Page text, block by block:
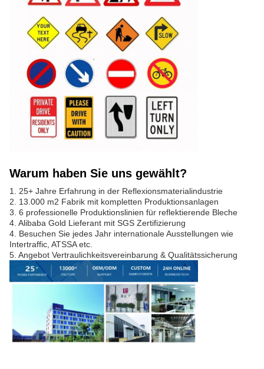
Warum haben Sie uns gewählt?
1. 25+ Jahre Erfahrung in der Reflexionsmaterialindustrie
2. 13.000 m2 Fabrik mit kompletten Produktionsanlagen
3. 6 professionelle Produktionslinien für reflektierende Bleche
4. Alibaba Gold Lieferant mit SGS Zertifizierung
4. Besuchen Sie jedes Jahr internationale Ausstellungen wie
Intertraffic, ATSSA etc.
5. Angebot Vertraulichkeitsvereinbarung & Qualitätssicherung